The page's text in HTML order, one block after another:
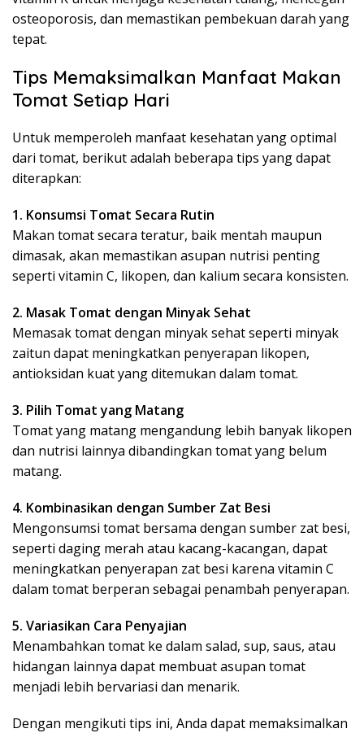
osteoporosis, dan memastikan pembekuan darah yang
tepat.
Tips Memaksimalkan Manfaat Makan
Tomat Setiap Hari
Untuk memperoleh manfaat kesehatan yang optimal
dari tomat, berikut adalah beberapa tips yang dapat
diterapkan:
1. Konsumsi Tomat Secara Rutin
Makan tomat secara teratur, baik mentah maupun
dimasak, akan memastikan asupan nutrisi penting
seperti vitamin C, likopen, dan kalium secara konsisten.
2. Masak Tomat dengan Minyak Sehat
Memasak tomat dengan minyak sehat seperti minyak
zaitun dapat meningkatkan penyerapan likopen,
antioksidan kuat yang ditemukan dalam tomat.
3. Pilih Tomat yang Matang
Tomat yang matang mengandung lebih banyak likopen
dan nutrisi lainnya dibandingkan tomat yang belum
matang.
4. Kombinasikan dengan Sumber Zat Besi
Mengonsumsi tomat bersama dengan sumber zat besi,
seperti daging merah atau kacang-kacangan, dapat
meningkatkan penyerapan zat besi karena vitamin C
dalam tomat berperan sebagai penambah penyerapan.
5. Variasikan Cara Penyajian
Menambahkan tomat ke dalam salad, sup, saus, atau
hidangan lainnya dapat membuat asupan tomat
menjadi lebih bervariasi dan menarik.
Dengan mengikuti tips ini, Anda dapat memaksimalkan